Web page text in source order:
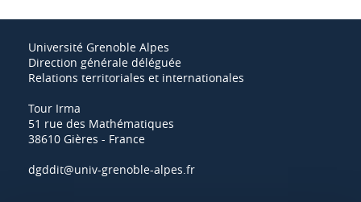
Université Grenoble Alpes
Direction générale déléguée
Relations territoriales et internationales
Tour Irma
51 rue des Mathématiques
38610 Gières - France
dgddit@univ-grenoble-alpes.fr